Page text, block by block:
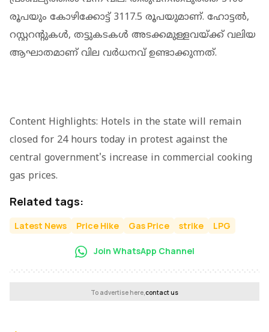
രൂപയും കോഴിക്കോട്ട് 3117.5 രൂപയുമാണ്. ഹോട്ടല്‍,
റസ്റ്ററന്റുകള്‍, തട്ടുകടകള്‍ അടക്കമുള്ളവയ്ക്ക് വലിയ
ആഘാതമാണ് വില വർധനവ് ഉണ്ടാക്കുന്നത്.
Content Highlights: Hotels in the state will remain
closed for 24 hours today in protest against the
central government's increase in commercial cooking
gas prices.
Related tags:
Latest News Price Hike Gas Price strike LPG
Join WhatsApp Channel
To advertise here,contact us